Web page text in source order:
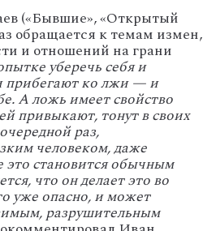
(«Бывшие», «Открытый
обращается к темам измен,
и отношений на грани
уберечь себя и
прибегают ко лжи — и
А ложь имеет свойство
привыкают, тонут в своих
раз,
человеком, даже
это становится обычным
что он делает это во
уже опасно, и может
разрушительным